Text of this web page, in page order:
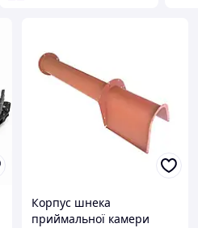
Корпус шнека
приймальної камери